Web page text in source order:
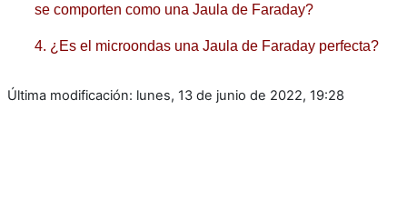
se comporten como una Jaula de Faraday?
4. ¿Es el microondas una Jaula de Faraday perfecta?
Última modificación: lunes, 13 de junio de 2022, 19:28